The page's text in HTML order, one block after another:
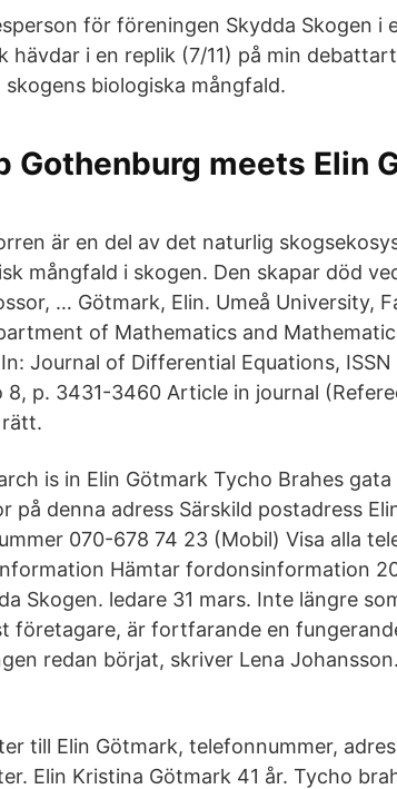
för föreningen Skydda Skogen i
hävdar i en replik (7/11) på min
biologiska mångfald.
Gothenburg meets Elin
är en del av det naturlig
mångfald i skogen. Den skapar död
… Götmark, Elin. Umeå University,
of Mathematics and
Journal of Differential Equations,
8, p. 3431-3460 Article in journal
is in Elin Götmark Tycho Brahes gata
på denna adress Särskild postadress
070-678 74 23 (Mobil) Visa alla
Hämtar fordonsinformation
Skogen. ledare 31 mars. Inte längre
företagare, är fortfarande en
redan börjat, skriver Lena Johansson.
till Elin Götmark, telefonnummer,
Elin Kristina Götmark 41 år. Tycho